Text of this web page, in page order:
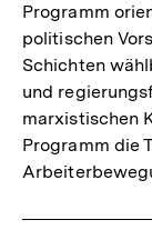
Programm
politischen
Schichten
und
marxistischen
Programm die